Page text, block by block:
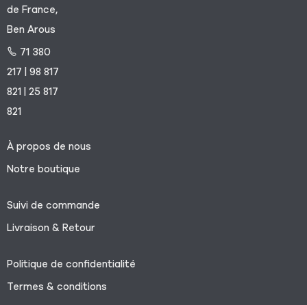
de France,
Ben Arous
71 380
217 | 98 817
821 | 25 817
821
À propos de nous
Notre boutique
Suivi de commande
Livraison & Retour
Politique de confidentialité
Termes & conditions